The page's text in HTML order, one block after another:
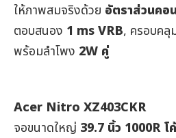
ให้ภาพสมจริงด้วย อัตราส่วนคอ
ตอบสนอง 1 ms VRB, ครอบคลุ
พร้อมลำโพง 2W คู่
Acer Nitro XZ403CKR
จอขนาดใหญ่ 39.7 นิ้ว 1000Rโ